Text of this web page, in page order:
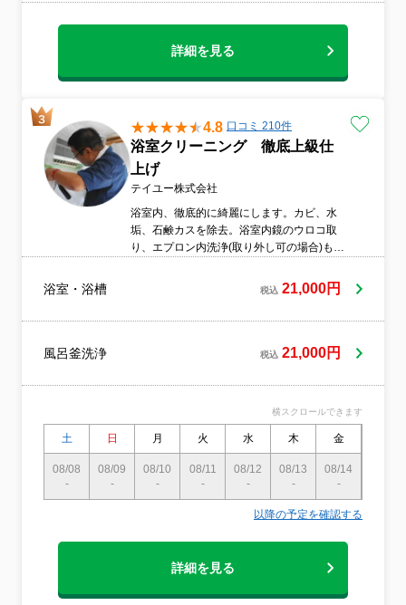
詳細を見る
4.8 口コミ 210件
浴室クリーニング 徹底上級仕
上げ
テイユー株式会社
浴室内、徹底的に綺麗にします。カビ、水
垢、石鹸カスを除去。浴室内鏡のウロコ取
り、エプロン内洗浄(取り外し可の場合)も含
浴室・浴槽 税込 21,000円
風呂釜洗浄 税込 21,000円
横スクロールできます
土 日 月 火 水 木 金
08/08
-
08/09
-
08/10
-
08/11
-
08/12
-
08/13
-
08/14
-
以降の予定を確認する
詳細を見る